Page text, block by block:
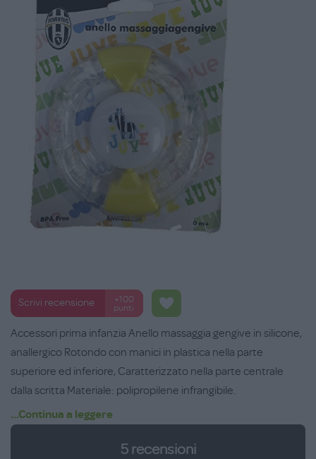
Scrivi recensione
+100
punti
Accessori prima infanzia Anello massaggia gengive in silicone,
anallergico Rotondo con manici in plastica nella parte
superiore ed inferiore, Caratterizzato nella parte centrale
dalla scritta Materiale: polipropilene infrangibile.
Autorizzazioni e metodo d'utilizzo sul retro della confezione
Prodotto ufficiale Juventus F.C.
...Continua a leggere
5recensioni